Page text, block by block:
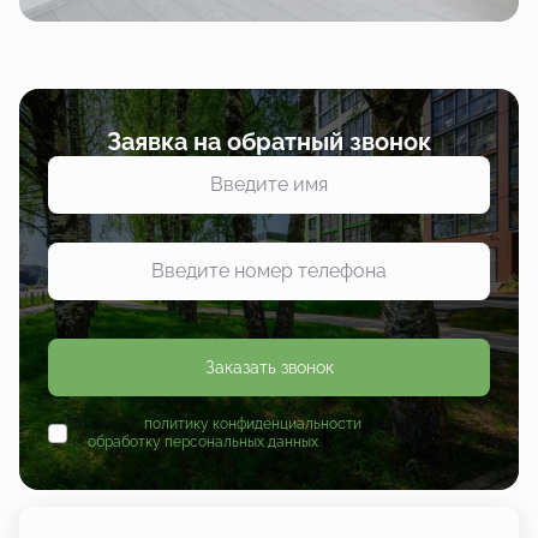
Заявка на обратный звонок
Заказать звонок
Принимаю политику конфиденциальностии даю согласие
наобработку персональных данных